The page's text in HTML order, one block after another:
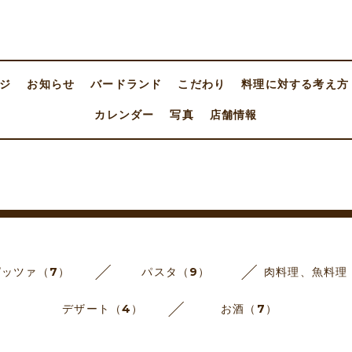
お知らせ バードランド こだわり 料理に対する考え方
カレンダー 写真 店舗情報
ツァ（7） パスタ（9） 肉料理、魚料理
デザート（4） お酒（7）